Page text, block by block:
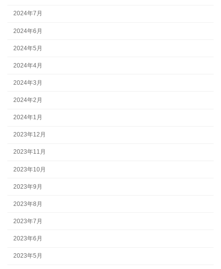
2024年7月
2024年6月
2024年5月
2024年4月
2024年3月
2024年2月
2024年1月
2023年12月
2023年11月
2023年10月
2023年9月
2023年8月
2023年7月
2023年6月
2023年5月